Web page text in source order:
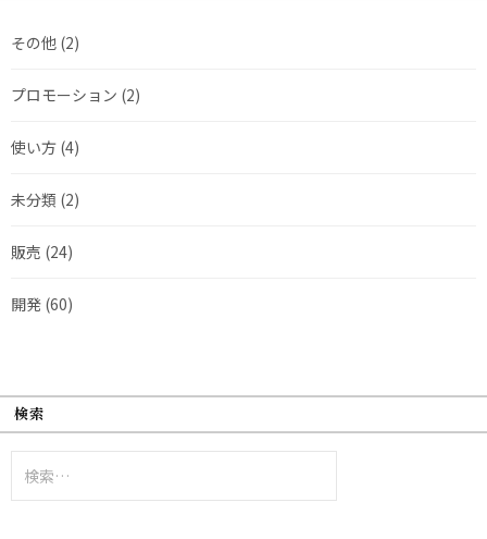
その他 (2)
プロモーション (2)
使い方 (4)
未分類 (2)
販売 (24)
開発 (60)
検索
索: